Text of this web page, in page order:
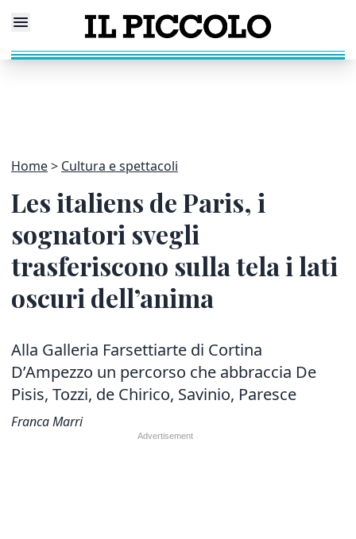
Home Cultura e spettacoli
Les italiens de Paris, i
sognatori svegli
trasferiscono sulla tela i lati
oscuri dell’anima
Alla Galleria Farsettiarte di Cortina
D’Ampezzo un percorso che abbraccia De
Pisis, Tozzi, de Chirico, Savinio, Paresce
Franca Marri